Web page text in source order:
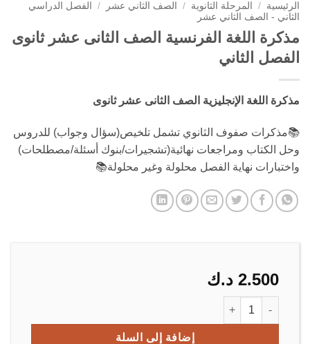
الرئيسية / المرحلة الثانوية / الصف الثاني عشر /
الفصل الدراسي
الثاني - الصف الثاني عشر
مذكرة اللغة الفرنسية الصف الثانى عشر ثانوى
الفصل الثاني
مذكرة اللغة الإنجليزية الصف الثانى عشر ثانوى
📚مذكرات صفوف الثانوي تشمل تلخيص(سؤال وجواب) للدروس
وحل الكتاب ومراجعات نهائية(تشجيرات/بنوك أسئلة/مصطلحات)
واختبارات نهاية الفصل محلولة وغير محلولة📚
2.500 د.ك
إضافة إلى السلة